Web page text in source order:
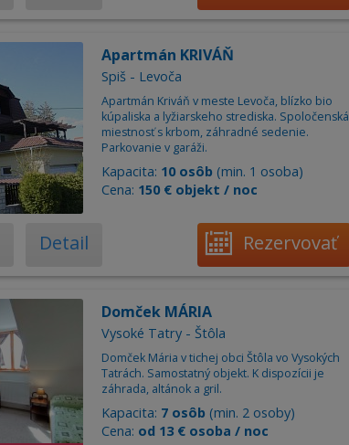
Apartmán KRIVÁŇ
Spiš - Levoča
Apartmán Kriváň v meste Levoča, blízko bio
kúpaliska a lyžiarskeho strediska. Spoločenská
miestnosť s krbom, záhradné sedenie.
Parkovanie v garáži.
Kapacita: 10 osôb (min. 1 osoba)
Cena: 150 € objekt / noc
Detail Rezervovať
Domček MÁRIA
Vysoké Tatry - Štôla
Domček Mária v tichej obci Štôla vo Vysokých
Tatrách. Samostatný objekt. K dispozícii je
záhrada, altánok a gril.
Kapacita: 7 osôb (min. 2 osoby)
Cena: od 13 € osoba / noc